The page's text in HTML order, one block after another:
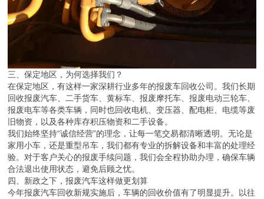
三、保定地区，为何选择我们？
在保定地区，有这样一家深耕行业多年的报废车回收公司。我们长期
回收报废汽车、二手货车、黄标车、报废摩托车、报废电动三轮车、
报废电车等各类车辆，同时也回收电机、变压器、配电柜、电缆等废
旧物资，以及各种库存积压物资和二手设备。
我们始终坚持“诚信经营”的理念，让每一笔交易都清晰透明。无论是
家用小车，还是重型吊车，我们都有专业的拆解设备和丰富的处理经
验。对于客户关心的报废手续问题，我们会全程协助办理，确保车辆
合法退出使用状态，避免后顾之忧。
四、新政之下，报废汽车这样做更划算
今年报废汽车回收新规实施后，车辆的回收价值有了明显提升。以往